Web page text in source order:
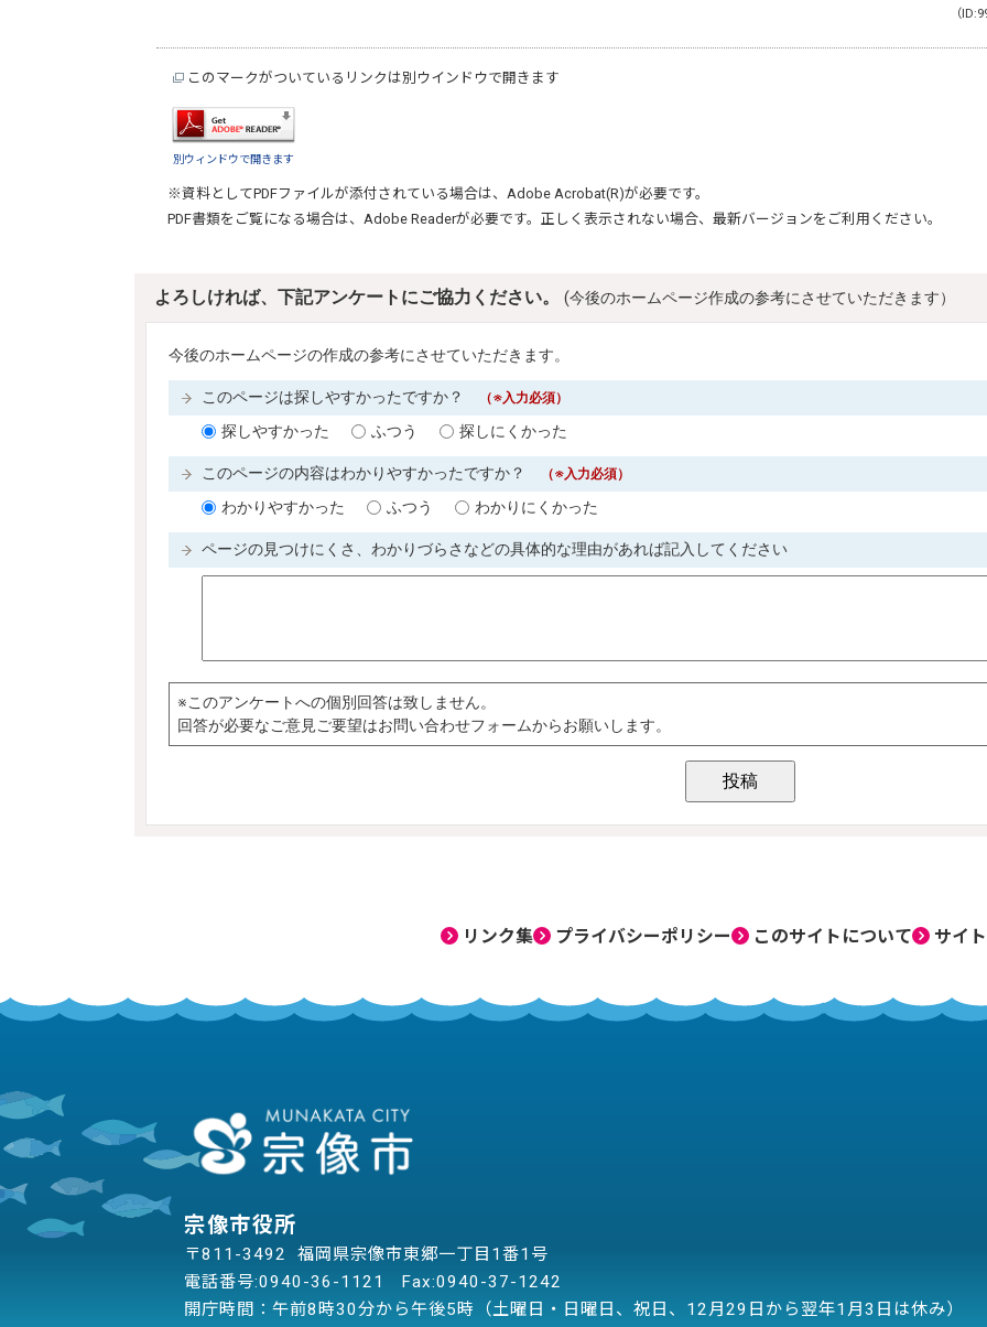
（
このマークがついているリンクは別ウインドウで開きます
別ウィンドウで開きます
※資料としてPDFファイルが添付されている場合は、 Adobe Acrobat(R)が必要です。
PDF書類をご覧になる場合は、 Adobe Readerが必要です。正しく表示されない場合、最新バージョンをご利用ください。
リンク集 プライバシーポリシー このサイトについて サイ
宗像市役所
〒811-3492 福岡県宗像市東郷一丁目1番1号
電話番号:0940-36-1121
Fax:0940-37-1242
開庁時間：午前8時30分から午後5時（土曜日・日曜日、祝日、12月29日から翌年1月3日は休み）